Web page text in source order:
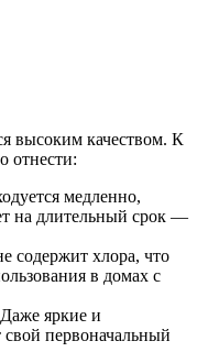
высоким качеством. К
отнести:
медленно,
на длительный срок —
содержит хлора, что
в домах с
яркие и
первоначальный